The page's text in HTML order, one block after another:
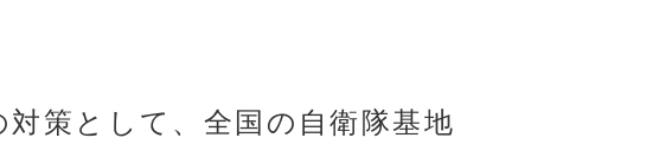
策として、全国の自衛隊基地